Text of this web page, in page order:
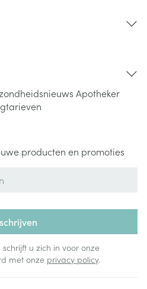
Apotheker
producten en promoties
u zich in voor onze
met onze privacy policy.